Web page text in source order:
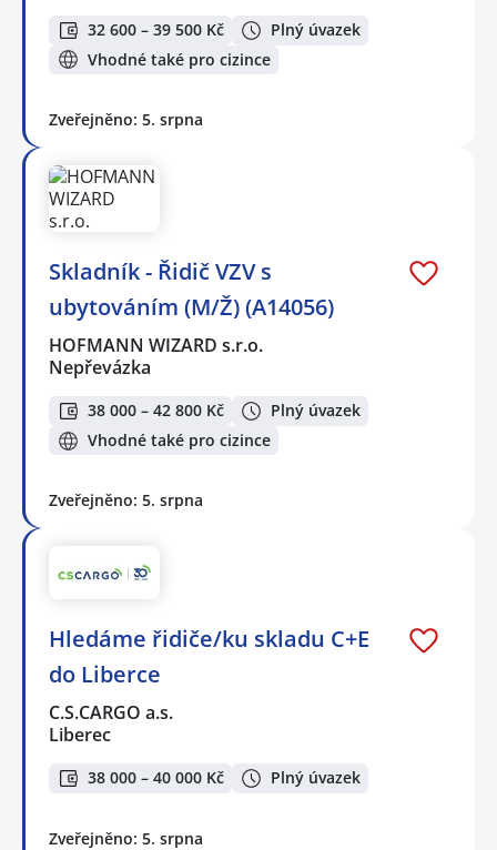
32 600 – 39 500 Kč
Plný úvazek
Vhodné také pro cizince
Zveřejněno: 5. srpna
Skladník - Řidič VZV s
ubytováním (M/Ž) (A14056)
HOFMANN WIZARD s.r.o.
Nepřevázka
38 000 – 42 800 Kč
Plný úvazek
Vhodné také pro cizince
Zveřejněno: 5. srpna
Hledáme řidiče/ku skladu C+E
do Liberce
C.S.CARGO a.s.
Liberec
38 000 – 40 000 Kč Plný úvazek
Zveřejněno: 5. srpna